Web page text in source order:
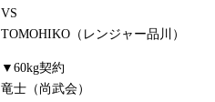
VS
TOMOHIKO（レンジャー品川）
▼60kg契約
竜士（尚武会）